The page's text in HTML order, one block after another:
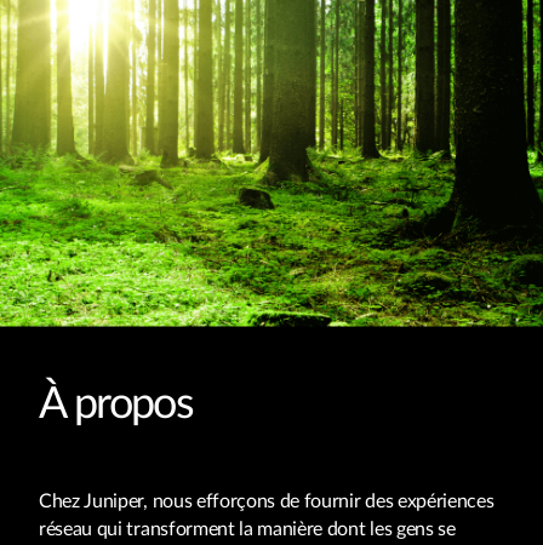
À propos
Chez Juniper, nous efforçons de fournir des expériences
réseau qui transforment la manière dont les gens se